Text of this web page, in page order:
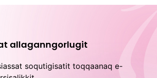
allaganngorlugit
soqutigisatit toqqaanaq e-